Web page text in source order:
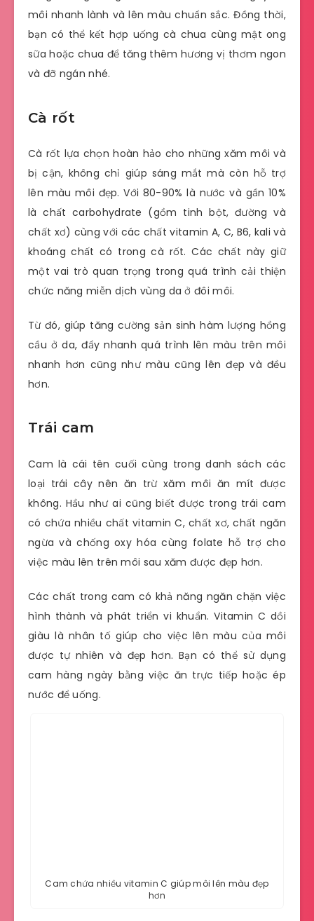
môi nhanh lành và lên màu chuẩn sắc. Đồng thời,
bạn có thể kết hợp uống cà chua cùng mật ong
sữa hoặc chua để tăng thêm hương vị thơm ngon
và đỡ ngán nhé.
Cà rốt
Cà rốt lựa chọn hoàn hảo cho những xăm môi và
bị cận, không chỉ giúp sáng mắt mà còn hỗ trợ
lên màu môi đẹp. Với 80-90% là nước và gần 10%
là chất carbohydrate (gồm tinh bột, đường và
chất xơ) cùng với các chất vitamin A, C, B6, kali và
khoáng chất có trong cà rốt. Các chất này giữ
một vai trò quan trọng trong quá trình cải thiện
chức năng miễn dịch vùng da ở đôi môi.
Từ đó, giúp tăng cường sản sinh hàm lượng hồng
cầu ở da, đẩy nhanh quá trình lên màu trên môi
nhanh hơn cũng như màu cũng lên đẹp và đều
hơn.
Trái cam
Cam là cái tên cuối cùng trong danh sách các
loại trái cây nên ăn trừ xăm môi ăn mít được
không. Hầu như ai cũng biết được trong trái cam
có chứa nhiều chất vitamin C, chất xơ, chất ngăn
ngừa và chống oxy hóa cùng folate hỗ trợ cho
việc màu lên trên môi sau xăm được đẹp hơn.
Các chất trong cam có khả năng ngăn chặn việc
hình thành và phát triển vi khuẩn. Vitamin C dồi
giàu là nhân tố giúp cho việc lên màu của môi
được tự nhiên và đẹp hơn. Bạn có thể sử dụng
cam hàng ngày bằng việc ăn trực tiếp hoặc ép
nước để uống.
Cam chứa nhiều vitamin C giúp môi lên màu đẹp
hơn